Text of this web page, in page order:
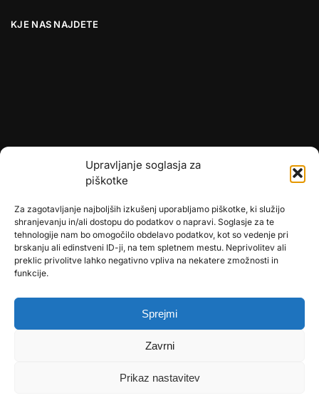
Upravljanje soglasja za
piškotke
Za zagotavljanje najboljših izkušenj uporabljamo piškotke, ki služijo
shranjevanju in/ali dostopu do podatkov o napravi. Soglasje za te
tehnologije nam bo omogočilo obdelavo podatkov, kot so vedenje pri
brskanju ali edinstveni ID-ji, na tem spletnem mestu. Neprivolitev ali
preklic privolitve lahko negativno vpliva na nekatere zmožnosti in
funkcije.
Sprejmi
Zavrni
Prikaz nastavitev
KJE NAS NAJDETE
🎄umetne-jelke.si
🇩🇪bonsai-kunstblumen.de